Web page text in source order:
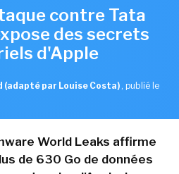
contre Tata
des secrets
d'Apple
(adapté par Louise Costa) , publié le
World Leaks affirme
de 630 Go de données